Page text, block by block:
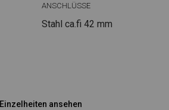
ANSCHLÜSSE
Stahl ca.fi 42 mm
Einzelheiten ansehen